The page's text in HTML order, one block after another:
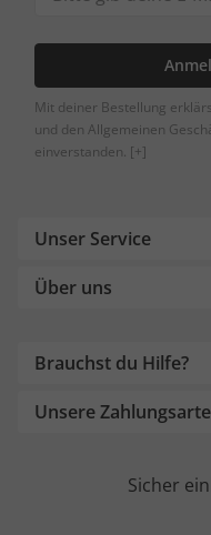
Mit deiner Bestellung
und den Allgemeinen
einverstanden. [+]
Unser Service
Über uns
Brauchst du Hilfe?
Unsere
Sicher